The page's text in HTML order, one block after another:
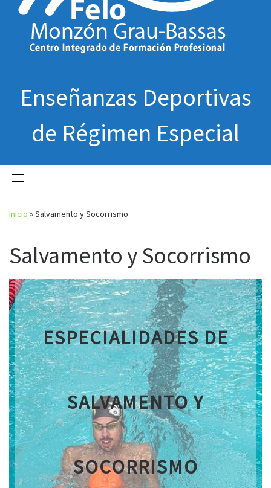
Enseñanzas Deportivas
de Régimen Especial
Inicio »Salvamento y Socorrismo
Salvamento y Socorrismo
ESPECIALIDADES DE
SALVAMENTO Y
SOCORRISMO